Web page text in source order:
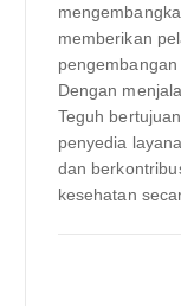
memberikan
Dengan
Teguh
penyedia
dan
kesehatan